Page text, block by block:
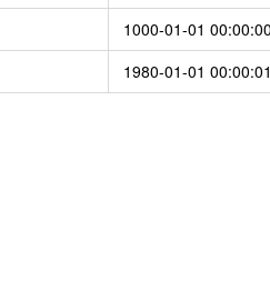
1000-01-01
1980-01-01